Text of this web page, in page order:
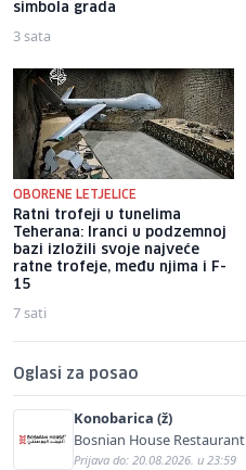
simbola grada
3 sata
OBORENE LETJELICE
Ratni trofeji u tunelima
Teherana: Iranci u podzemnoj
bazi izložili svoje najveće
ratne trofeje, među njima i F-
15
7 sati
Oglasi za posao
Konobarica (ž)
Bosnian House Restaurant
Prijava do: 20.08.2026. u 23:59